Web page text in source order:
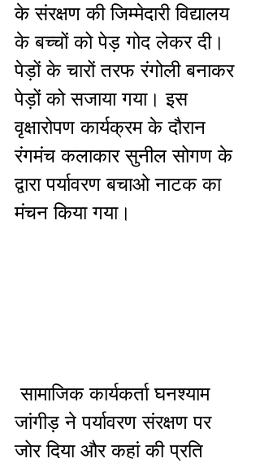
के संरक्षण की जिम्मेदारी विद्यालय
के बच्चों को पेड़ गोद लेकर दी।
पेड़ों के चारों तरफ रंगोली बनाकर
पेड़ों को सजाया गया। इस
वृक्षारोपण कार्यक्रम के दौरान
रंगमंच कलाकार सुनील सोगण के
द्वारा पर्यावरण बचाओ नाटक का
मंचन किया गया।
सामाजिक कार्यकर्ता घनश्याम
जांगीड़ ने पर्यावरण संरक्षण पर
जोर दिया और कहां की प्रति